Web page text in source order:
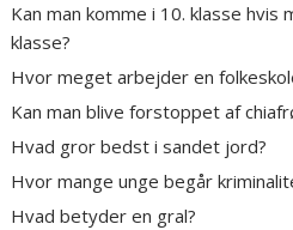
Kan man komme i 10. klasse hvis
klasse?
Hvor meget arbejder en
Kan man blive forstoppet af
Hvad gror bedst i sandet jord?
Hvor mange unge begår
Hvad betyder en gral?